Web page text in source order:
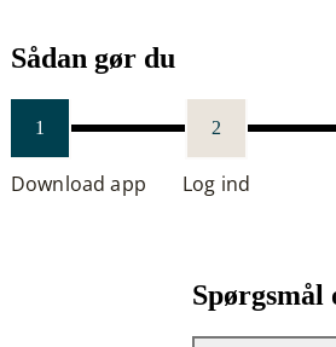
Sådan gør du
1
Download app
2
Log ind
Hvis du har en Apple-telefon, kan du
Spørgsmål